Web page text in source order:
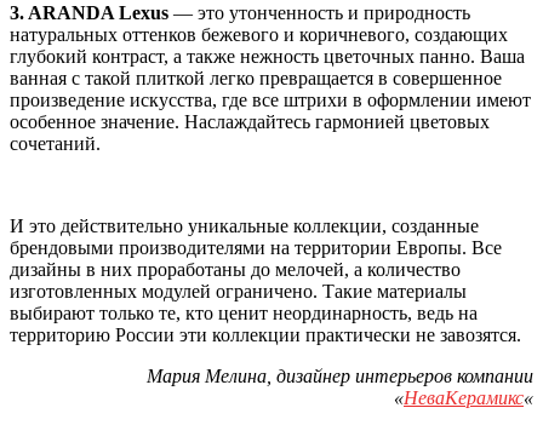
3. ARANDA Lexus — это утонченность и природность
натуральных оттенков бежевого и коричневого, создающих
глубокий контраст, а также нежность цветочных панно. Ваша
ванная с такой плиткой легко превращается в совершенное
произведение искусства, где все штрихи в оформлении имеют
особенное значение. Наслаждайтесь гармонией цветовых
сочетаний.
И это действительно уникальные коллекции, созданные
брендовыми производителями на территории Европы. Все
дизайны в них проработаны до мелочей, а количество
изготовленных модулей ограничено. Такие материалы
выбирают только те, кто ценит неординарность, ведь на
территорию России эти коллекции практически не завозятся.
Мария Мелина, дизайнер интерьеров компании
«НеваКерамикс«